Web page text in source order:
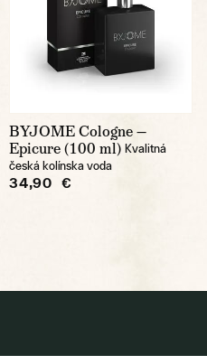
BYJOME Cologne —
Epicure (100 ml) Kvalitná
česká kolínska voda
34,90 €